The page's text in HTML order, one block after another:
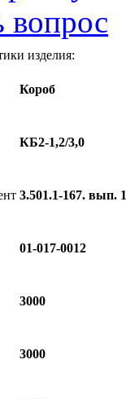
вопрос
изделия:
Короб
КБ2-1,2/3,0
3.501.1-167. вып. 1
01-017-0012
3000
3000